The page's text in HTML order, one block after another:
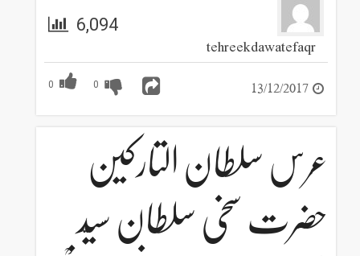
tehreekdawatefaqr
6,094
0 0 13/12/2017
عرس سلطان التارکین
حضرت سخی سلطان سیّد